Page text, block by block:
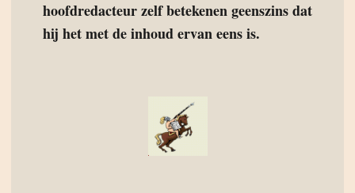
hoofdredacteur zelf betekenen geenszins dat
hij het met de inhoud ervan eens is.